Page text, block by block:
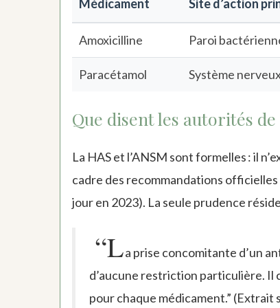
Médicament Site d’action
Amoxicilline Paroi
Paracétamol Système
Que disent les autorités de
La HAS et l’ANSM sont formelles : il
cadre des recommandations
jour en 2023). La seule prudence
“La prise concomitante d’un
d’aucune restriction particulière. Il
pour chaque médicament.”